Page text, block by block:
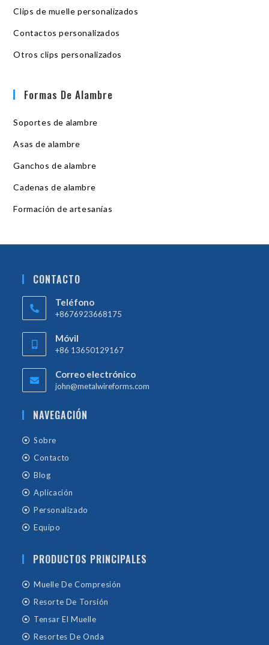
Clips de muelle personalizados
Contactos personalizados
Otros clips personalizados
Formas De Alambre
Soportes de alambre
Asas de alambre
Ganchos de alambre
Cadenas de alambre
Formación de artesanías
CONTACTO
Teléfono
+8676923668175
Móvil
+86 13650129167
Correo electrónico
john@metalwireforms.com
NAVEGACIÓN
Sobre
Contacto
Blog
Aplicación
Personalizado
Equipo
PRODUCTOS PRINCIPALES
Muelle De Compresión
Resorte De Torsión
Tensar El Muelle
Resortes De Onda